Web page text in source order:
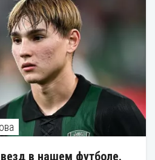
в нашем футболе.